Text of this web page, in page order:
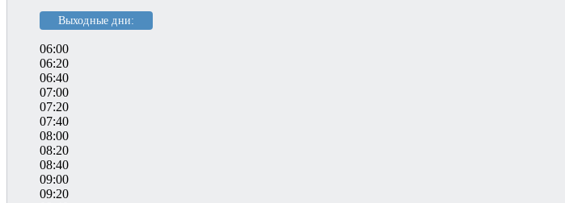
Выходные дни:
06:00
06:20
06:40
07:00
07:20
07:40
08:00
08:20
08:40
09:00
09:20